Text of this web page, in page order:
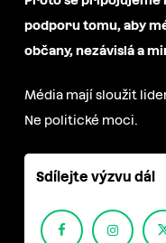
podporu tomu, aby
občany, nezávislá a
Média mají sloužit
Ne politické moci.
Sdílejte výzvu dál